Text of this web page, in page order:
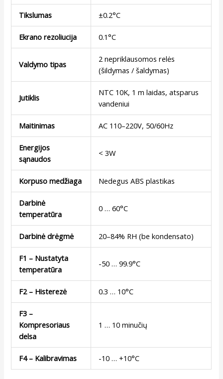
Tikslumas ±0.2°C
Ekrano rezoliucija 0.1°C
Valdymo tipas
2 nepriklausomos relės
(šildymas / šaldymas)
Jutiklis
NTC 10K, 1 m laidas, atsparus
vandeniui
Maitinimas AC 110–220V, 50/60Hz
Energijos
sąnaudos
< 3W
Korpuso medžiaga Nedegus ABS plastikas
Darbinė
temperatūra
0 … 60°C
Darbinė drėgmė 20–84% RH (be kondensato)
F1 – Nustatyta
temperatūra
-50 … 99.9°C
F2 – Histerezė 0.3 … 10°C
F3 –
Kompresoriaus
delsa
1 … 10 minučių
F4 – Kalibravimas -10 … +10°C